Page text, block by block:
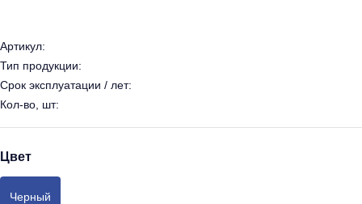
Артикул:
Тип продукции:
Срок эксплуатации / лет:
Кол-во, шт:
Цвет
Черный